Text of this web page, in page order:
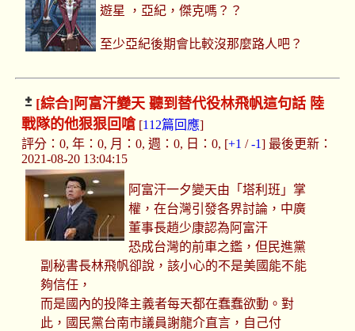
遊星 ，亞紀，傑克嗎？？
至少亞紀後期會比較沒那麼路人吧？
[綜合] 阿富汗變天 聽到替代役林飛帆這句話 陸
戰隊的他狠狠回嗆[112篇回應]
評分：0, 年：0, 月：0, 週：0, 日：0, [+1 /-1] 最後更新：
2021-08-20 13:04:15
阿富汗一夕變天由「塔利班」掌
權，在台灣引發各界討論，中廣
董事長趙少康認為阿富汗
恐成台灣的前車之鑑，但民進黨
副秘書長林飛帆卻說，該小心的不是美國能不能
夠信任，
而是國內的投降主義者每天都在蠢蠢欲動。對
此，國民黨台南市議員謝龍介直言，自己付